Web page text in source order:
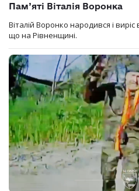
Пам’яті Віталія Воронка
Віталій Воронко народився і виріс
що на Рівненщині.